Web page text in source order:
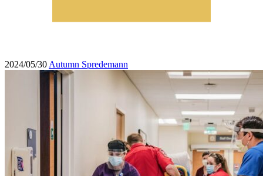
2024/05/30 Autumn Spredemann